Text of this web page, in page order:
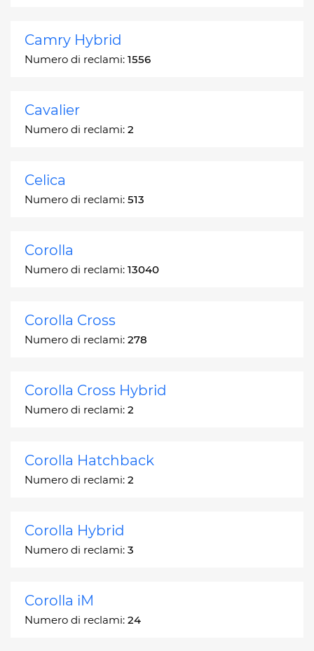
Camry Hybrid
Numero di reclami: 1556
Cavalier
Numero di reclami: 2
Celica
Numero di reclami: 513
Corolla
Numero di reclami: 13040
Corolla Cross
Numero di reclami: 278
Corolla Cross Hybrid
Numero di reclami: 2
Corolla Hatchback
Numero di reclami: 2
Corolla Hybrid
Numero di reclami: 3
Corolla iM
Numero di reclami: 24